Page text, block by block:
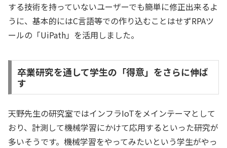
する技術を持っていないユーザーでも簡単に修正出来るよ
うに、基本的にはC言語等での作り込むことはせずRPAツ
ールの「UiPath」を活用しました。
卒業研究を通して学生の「得意」をさらに伸ば
す
天野先生の研究室ではインフラIoTをメインテーマとして
おり、計測して機械学習にかけて応用するといった研究が
多いそうです。機械学習をやってみたいという学生がやっ